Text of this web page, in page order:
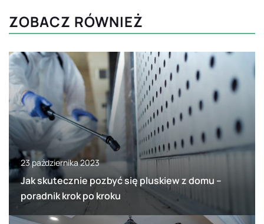
ZOBACZ RÓWNIEŻ
23 października 2023
Jak skutecznie pozbyć się pluskiew z domu –
poradnik krok po kroku